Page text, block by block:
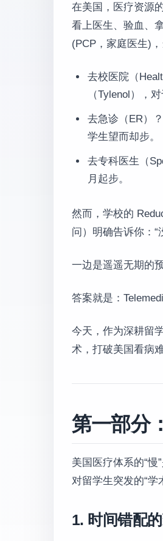
在美国，医疗资源
看上医生、验血、
(PCP，家庭医生)
去校医院（
（Tylenol），
去急诊（ER）
学生望而却步。
去专科医生（
月起步。
然而，学校的
问）明确告诉你：
一边是遥遥无期的
答案就是：
今天，作为深耕留
术，打破美国看病
第一部分
美国医疗体系的“
对留学生突发的“学
1. 时间错配